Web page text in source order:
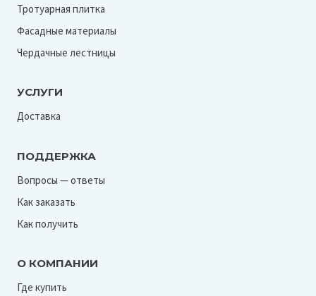
Тротуарная плитка
Фасадные материалы
Чердачные лестницы
УСЛУГИ
Доставка
ПОДДЕРЖКА
Вопросы — ответы
Как заказать
Как получить
О КОМПАНИИ
Где купить